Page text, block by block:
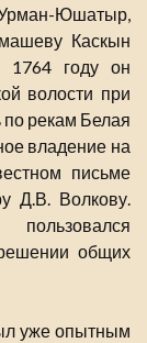
Юшатыр,
Каскын
1764 году он
волости при
рекам Белая
владение на
письме
Д.В. Волкову.
общих
уже опытным